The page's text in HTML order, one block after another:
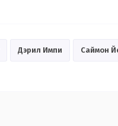
Дэрил Импи Саймон